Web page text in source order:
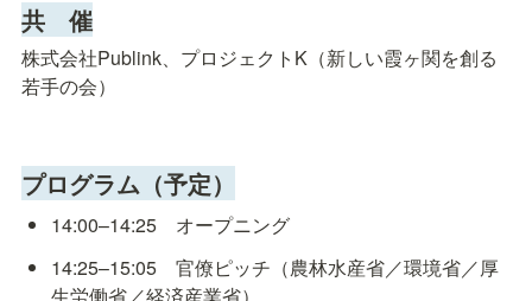
共　催
株式会社Publink、プロジェクトK（新しい霞ヶ関を創る
若手の会）
プログラム（予定）
14:00–14:25　オープニング
14:25–15:05　官僚ピッチ（農林水産省／環境省／厚
生労働省／経済産業省）